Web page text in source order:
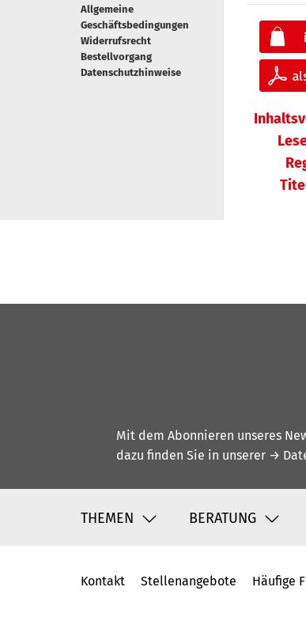
Allgemeine
Geschäftsbedingungen
Widerrufsrecht
Bestellvorgang
Datenschutzhinweise
Mit dem Abonnieren unseres
dazu finden Sie in unserer →
THEMEN BERATUNG
Fußbereich
Kontakt Stellenangebote Häufige